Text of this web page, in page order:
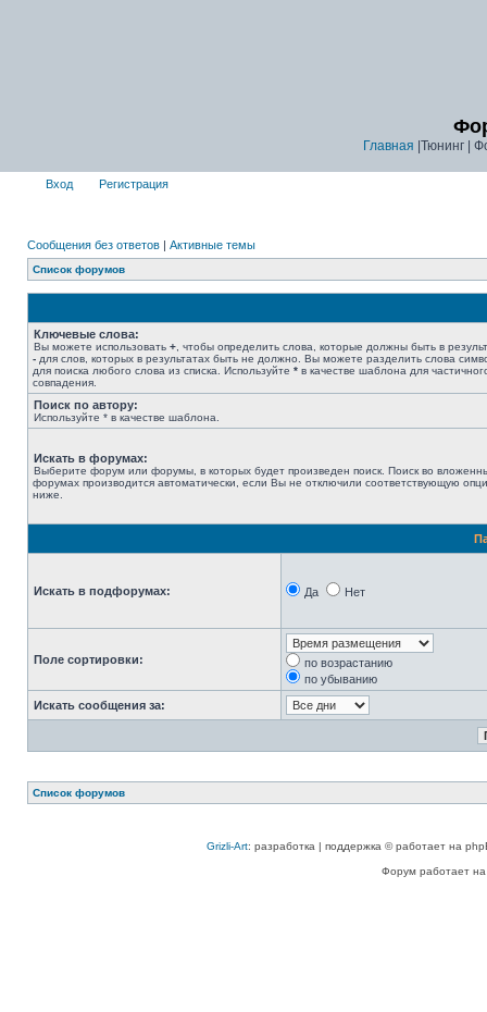
Главная |Тюнинг |
Вход Регистрация
Сообщения без ответов | Активные темы
Список форумов
Ключевые слова:
Вы можете использовать + , чтобы определить слова, которые должны быть в
- для слов, которых в результатах быть не должно. Вы можете разделить слова
для поиска любого слова из списка. Используйте * в качестве шаблона для
совпадения.
Поиск по автору:
Используйте * в качестве шаблона.
Искать в форумах:
Выберите форум или форумы, в которых будет произведен поиск. Поиск во
форумах производится автоматически, если Вы не отключили соответствующую
ниже.
Искать в подфорумах: Да Нет
Поле сортировки:
по возрастанию
по убыванию
Искать сообщения за:
Список форумов
Grizli-Art: разработка | поддержка © работает на
Форум работает